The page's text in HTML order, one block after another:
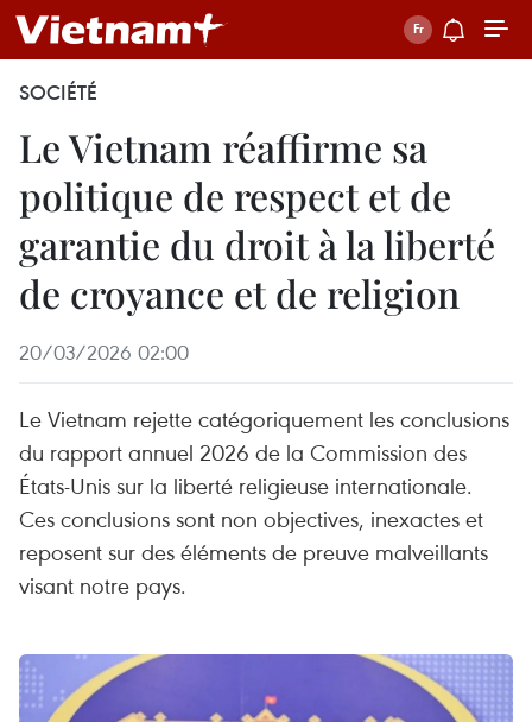
SOCIÉTÉ
Le Vietnam réaffirme sa
politique de respect et de
garantie du droit à la liberté
de croyance et de religion
20/03/2026 02:00
Le Vietnam rejette catégoriquement les conclusions
du rapport annuel 2026 de la Commission des
États-Unis sur la liberté religieuse internationale.
Ces conclusions sont non objectives, inexactes et
reposent sur des éléments de preuve malveillants
visant notre pays.